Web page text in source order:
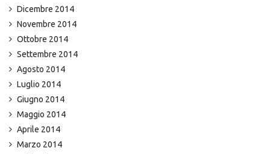
Dicembre 2014
Novembre 2014
Ottobre 2014
Settembre 2014
Agosto 2014
Luglio 2014
Giugno 2014
Maggio 2014
Aprile 2014
Marzo 2014